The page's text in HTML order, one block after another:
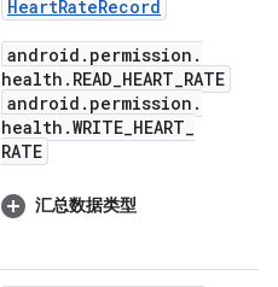
HeartRateRecord
android . permission .
health . READ_HEART_RATE
android . permission .
health .WRITE_HEART_
RATE
汇总数据类型